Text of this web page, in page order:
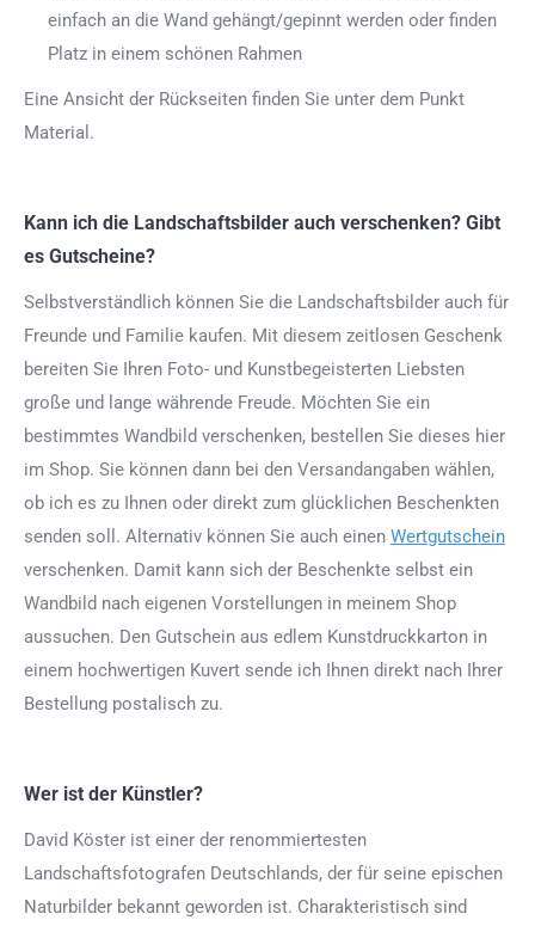
einfach an die Wand gehängt/gepinnt werden oder finden
Platz in einem schönen Rahmen
Eine Ansicht der Rückseiten finden Sie unter dem Punkt
Material.
Kann ich die Landschaftsbilder auch verschenken? Gibt
es Gutscheine?
Selbstverständlich können Sie die Landschaftsbilder auch für
Freunde und Familie kaufen. Mit diesem zeitlosen Geschenk
bereiten Sie Ihren Foto- und Kunstbegeisterten Liebsten
große und lange währende Freude. Möchten Sie ein
bestimmtes Wandbild verschenken, bestellen Sie dieses hier
im Shop. Sie können dann bei den Versandangaben wählen,
ob ich es zu Ihnen oder direkt zum glücklichen Beschenkten
senden soll. Alternativ können Sie auch einen Wertgutschein
verschenken. Damit kann sich der Beschenkte selbst ein
Wandbild nach eigenen Vorstellungen in meinem Shop
aussuchen. Den Gutschein aus edlem Kunstdruckkarton in
einem hochwertigen Kuvert sende ich Ihnen direkt nach Ihrer
Bestellung postalisch zu.
Wer ist der Künstler?
David Köster ist einer der renommiertesten
Landschaftsfotografen Deutschlands, der für seine epischen
Naturbilder bekannt geworden ist. Charakteristisch sind